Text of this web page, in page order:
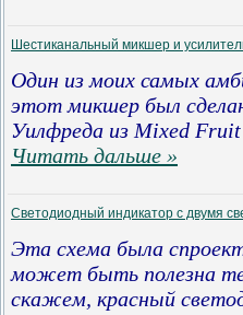
Шестиканальный микшер и
Один из моих самых
этот микшер был
Уилфреда из Mixed Fruit
Читать дальше »
Светодиодный индикатор с двумя
Эта схема была
может быть полезна
скажем, красный